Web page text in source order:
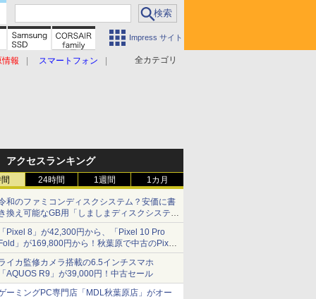
Impress サイト
全カテゴリ
情報 スマートフォン
アクセスランキング
24時間 1週間 1カ月
和のファミコンディスクシステム？安価に書
換え可能なGB用「しましまディスクシステ
」
Pixel 8」が42,300円から、「Pixel 10 Pro
」が169,800円から！秋葉原で中古のPixel
リーズがお買い得
イカ監修カメラ搭載の6.5インチスマホ
AQUOS R9」が39,000円！中古セール
ーミングPC専門店「MDL秋葉原店」がオー